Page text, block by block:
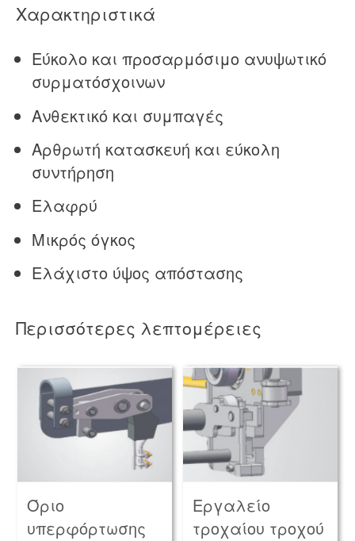
Χαρακτηριστικά
Εύκολο και προσαρμόσιμο ανυψωτικό
συρματόσχοινων
Ανθεκτικό και συμπαγές
Αρθρωτή κατασκευή και εύκολη
συντήρηση
Ελαφρύ
Μικρός όγκος
Ελάχιστο ύψος απόστασης
Περισσότερες λεπτομέρειες
Όριο
υπερφόρτωσης
Εργαλείο
τροχαίου τροχού